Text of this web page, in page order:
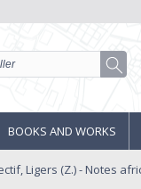
BOOKS AND WORKS
Ligers (Z.) - Notes